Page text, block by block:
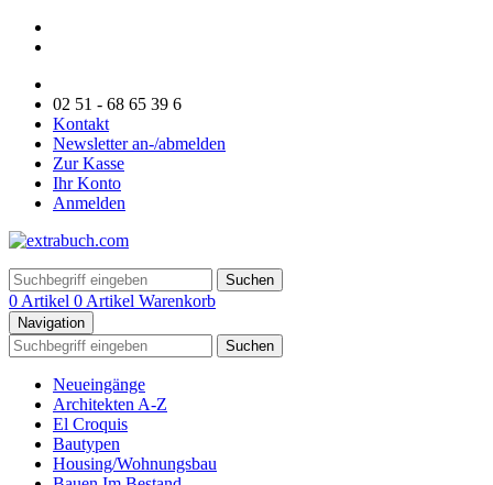
02 51 - 68 65 39 6
Kontakt
Newsletter an-/abmelden
Zur Kasse
Ihr Konto
Anmelden
Suchen
0 Artikel 0 Artikel Warenkorb
Navigation
Suchen
Neueingänge
Architekten A-Z
El Croquis
Bautypen
Housing/Wohnungsbau